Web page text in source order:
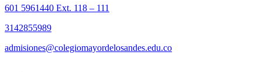
601 5961440 Ext. 118 – 111
3142855989
admisiones@colegiomayordelosandes.edu.co